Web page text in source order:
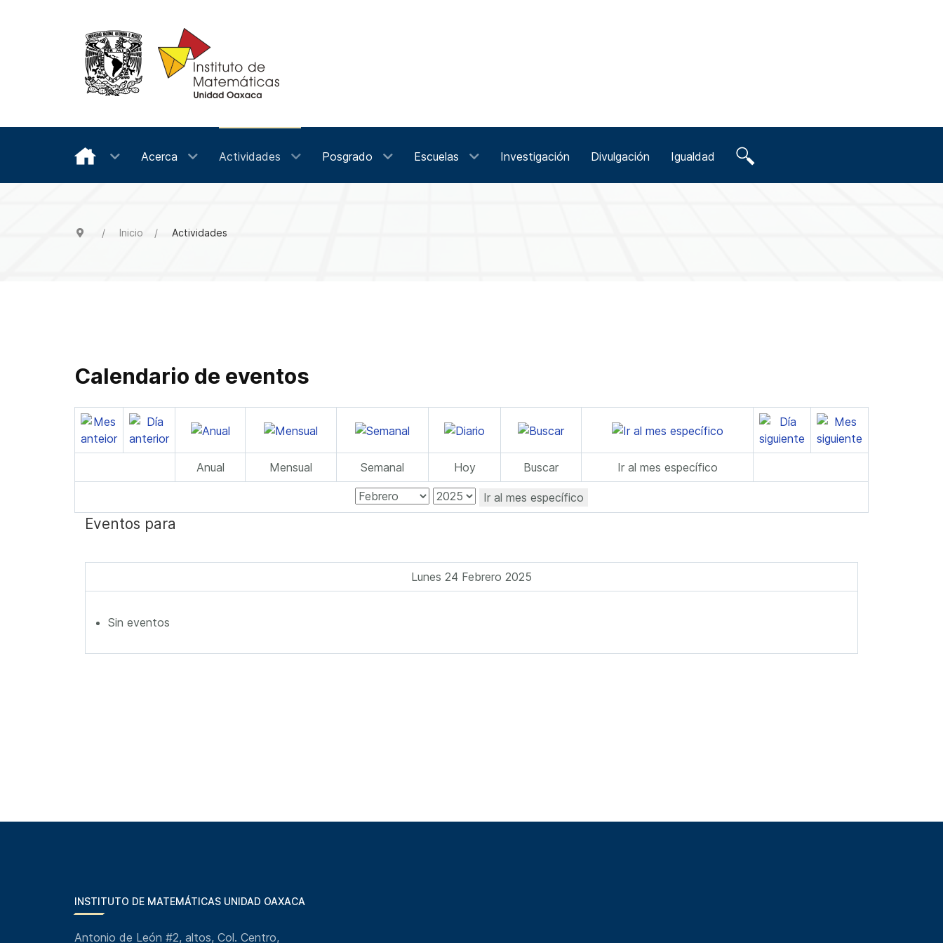
Acerca Actividades Posgrado Escuelas Investigación Divulgación Igualdad
Inicio Actividades
Calendario de eventos
Anual Mensual Semanal Hoy Buscar Ir al mes específico
Ir al mes específico
Eventos para
Lunes 24 Febrero 2025
Sin eventos
INSTITUTO DE MATEMÁTICAS UNIDAD OAXACA
Antonio de León #2, altos, Col. Centro,